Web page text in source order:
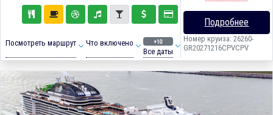
Посмотреть маршрут Что включено +10
Все даты
Подробнее
Номер круиза: 26260-
GR20271216CPVCPV